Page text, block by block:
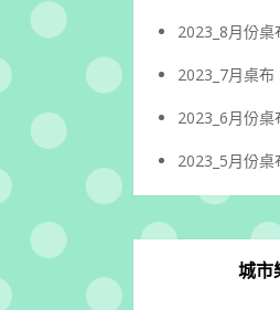
2023_8月份桌
2023_7月桌布
2023_6月份桌
2023_5月份桌
城市